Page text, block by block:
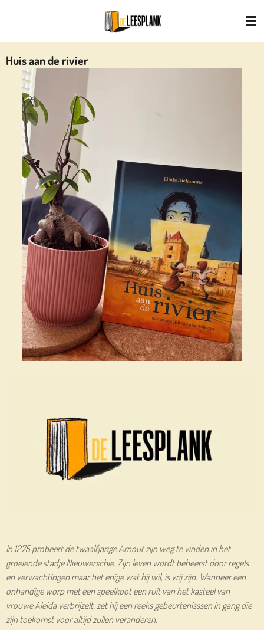
naar
de
hoofdinhoud
Huis aan de rivier
In 1275 probeert de twaalfjarige Arnout zijn weg te vinden in het
groeiende stadje Nieuwerschie. Zijn leven wordt beheerst door regels
en verwachtingen maar het enige wat hij wil, is vrij zijn. Wanneer een
onhandige worp met een speelkoot een ruit van het kasteel van
vrouwe Aleida verbrijzelt, zet hij een reeks gebeurtenisssen in gang die
zijn toekomst voor altijd zullen veranderen.